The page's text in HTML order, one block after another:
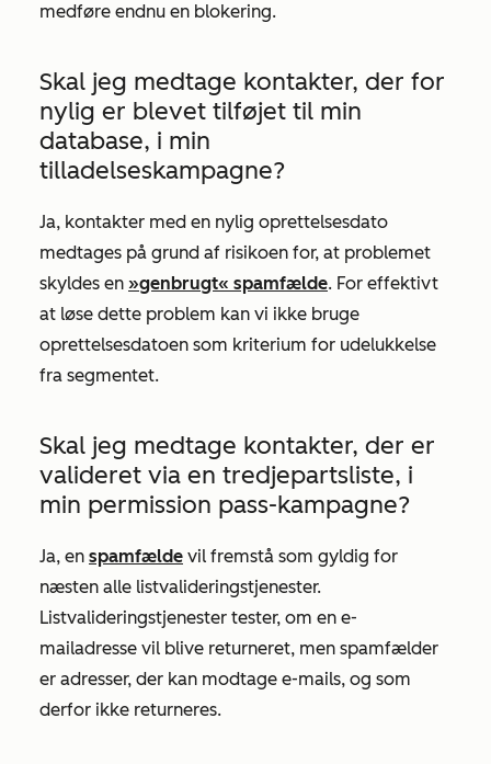
medføre endnu en blokering.
Skal jeg medtage kontakter, der for
nylig er blevet tilføjet til min
database, i min
tilladelseskampagne?
Ja, kontakter med en nylig oprettelsesdato
medtages på grund af risikoen for, at problemet
skyldes en »genbrugt« spamfælde. For effektivt
at løse dette problem kan vi ikke bruge
oprettelsesdatoen som kriterium for udelukkelse
fra segmentet.
Skal jeg medtage kontakter, der er
valideret via en tredjepartsliste, i
min permission pass-kampagne?
Ja, en spamfælde vil fremstå som gyldig for
næsten alle listvalideringstjenester.
Listvalideringstjenester tester, om en e-
mailadresse vil blive returneret, men spamfælder
er adresser, der kan modtage e-mails, og som
derfor ikke returneres.